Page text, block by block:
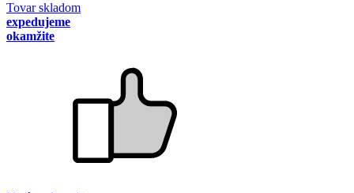
Tovar skladom
expedujeme
okamžite